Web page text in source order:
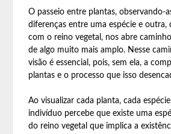
O passeio entre plantas, observando-
diferenças entre uma espécie e outra,
com o reino vegetal, nos abre
de algo muito mais amplo. Nesse
visão é essencial, pois, sem ela, a
plantas e o processo que isso
Ao visualizar cada planta, cada
indivíduo percebe que existe uma
do reino vegetal que implica a